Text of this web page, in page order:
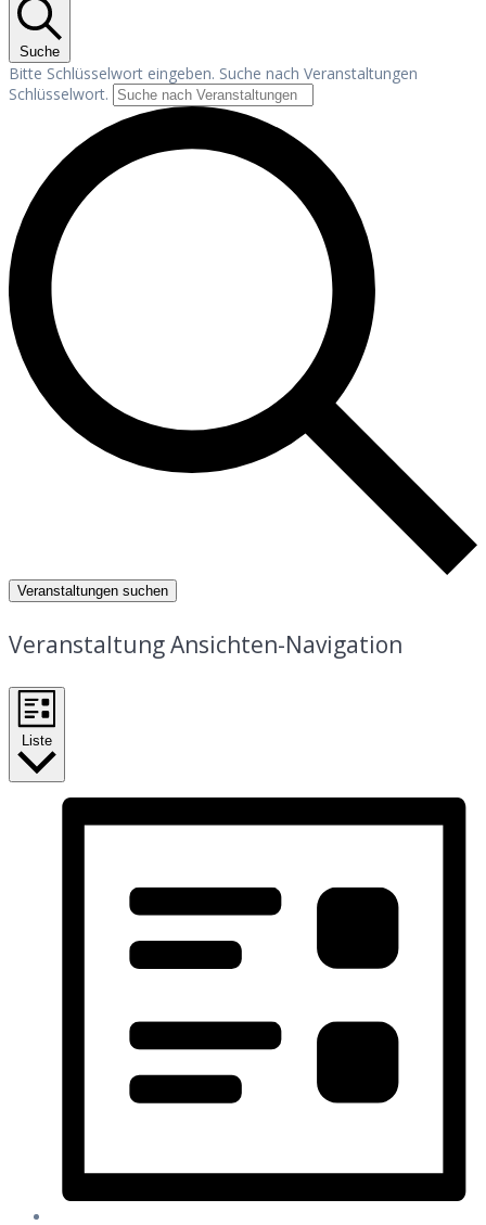
Suche
Bitte Schlüsselwort eingeben. Suche nach Veranstaltungen
Schlüsselwort.
Veranstaltungen suchen
Veranstaltung Ansichten-Navigation
Liste